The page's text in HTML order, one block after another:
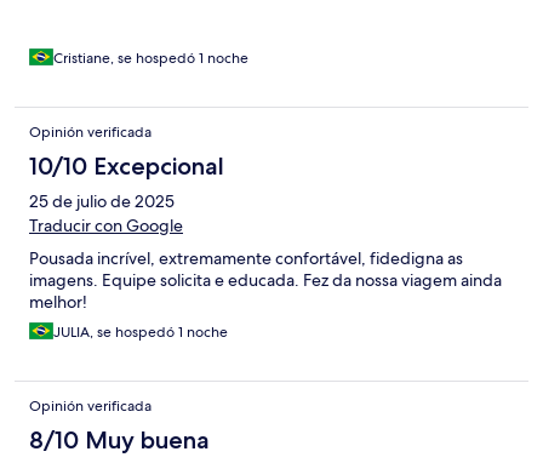
Cristiane, se hospedó 1 noche
Opinión verificada
10/10 Excepcional
25 de julio de 2025
Traducir con Google
Pousada incrível, extremamente confortável, fidedigna as
imagens. Equipe solicita e educada. Fez da nossa viagem ainda
melhor!
JULIA, se hospedó 1 noche
Opinión verificada
8/10 Muy buena